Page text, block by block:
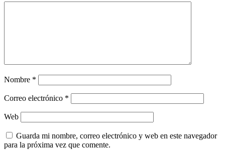
Nombre *
Correo electrónico *
Web
Guarda mi nombre, correo electrónico y web en este navegador
para la próxima vez que comente.